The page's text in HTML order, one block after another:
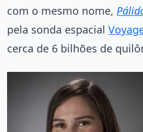
com o mesmo nome,
pela sonda espacial
cerca de 6 bilhões de